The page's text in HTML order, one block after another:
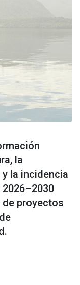
la
la incidencia
de proyectos